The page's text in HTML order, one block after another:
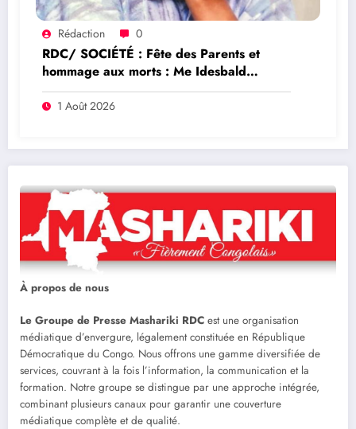
Rédaction 0
RDC/ SOCIÉTÉ : Fête des Parents et
hommage aux morts : Me Idesbald
Byabuze Katabaruka adresse un message
de compassion aux familles de l’Est de la
1 Août 2026
À propos de nous
Le Groupe de Presse Mashariki RDC est une organisation
médiatique d’envergure, légalement constituée en République
Démocratique du Congo. Nous offrons une gamme diversifiée de
services, couvrant à la fois l’information, la communication et la
formation. Notre groupe se distingue par une approche intégrée,
combinant plusieurs canaux pour garantir une couverture
médiatique complète et de qualité.